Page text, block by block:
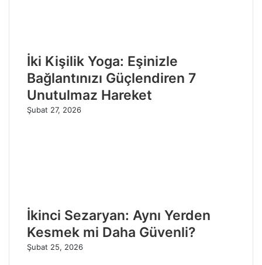
İki Kişilik Yoga: Eşinizle
Bağlantınızı Güçlendiren 7
Unutulmaz Hareket
Şubat 27, 2026
İkinci Sezaryan: Aynı Yerden
Kesmek mi Daha Güvenli?
Şubat 25, 2026